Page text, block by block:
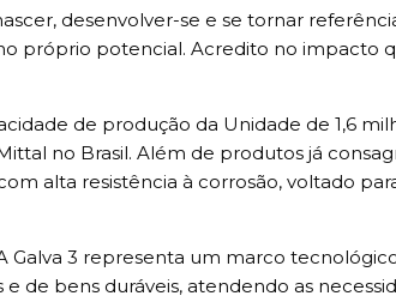
desenvolver-se e se tornar
próprio potencial. Acredito no impacto
de produção da Unidade de 1,6
no Brasil. Além de produtos já
alta resistência à corrosão, voltado
Galva 3 representa um marco
de bens duráveis, atendendo as